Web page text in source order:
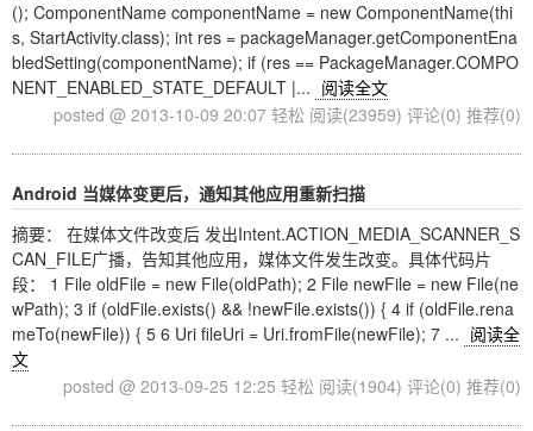
(); ComponentName componentName = new ComponentName(thi
s, StartActivity.class); int res = packageManager.getComponentEna
bledSetting(componentName); if (res == PackageManager.COMPO
NENT_ENABLED_STATE_DEFAULT |... 阅读全文
posted @ 2013-10-09 20:07 轻松 阅读(23959) 评论(0) 推荐(0)
Android 当媒体变更后，通知其他应用重新扫描
摘要： 在媒体文件改变后 发出Intent.ACTION_MEDIA_SCANNER_S
CAN_FILE广播，告知其他应用，媒体文件发生改变。具体代码片
段： 1 File oldFile = new File(oldPath); 2 File newFile = new File(ne
wPath); 3 if (oldFile.exists() && !newFile.exists()) { 4 if (oldFile.rena
meTo(newFile)) { 5 6 Uri fileUri = Uri.fromFile(newFile); 7 ... 阅读全
文
posted @ 2013-09-25 12:25 轻松 阅读(1904) 评论(0) 推荐(0)